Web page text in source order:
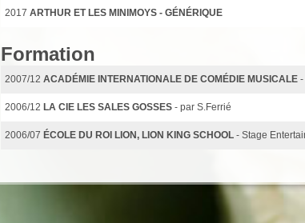
2017 ARTHUR ET LES MINIMOYS - GÉNÉRIQUE
Formation
2007/12 ACADÉMIE INTERNATIONALE DE COMÉDIE MUSICALE -
2006/12 LA CIE LES SALES GOSSES - par S.Ferrié
2006/07 ÉCOLE DU ROI LION, LION KING SCHOOL - Stage